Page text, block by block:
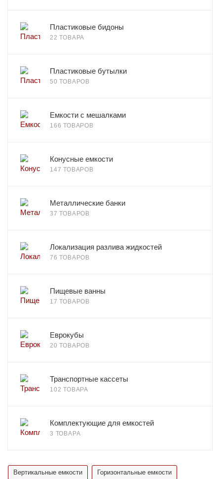
Пластиковые бидоны
22 ТОВАРА
Пластиковые бутылки
50 ТОВАРОВ
Емкости с мешалками
166 ТОВАРОВ
Конусные емкости
147 ТОВАРОВ
Металлические банки
37 ТОВАРОВ
Локализация разлива жидкостей
76 ТОВАРОВ
Пищевые ванны
17 ТОВАРОВ
Еврокубы
20 ТОВАРОВ
Транспортные кассеты
102 ТОВАРА
Комплектующие для емкостей
3 ТОВАРА
Вертикальные емкости Горизонтальные емкости